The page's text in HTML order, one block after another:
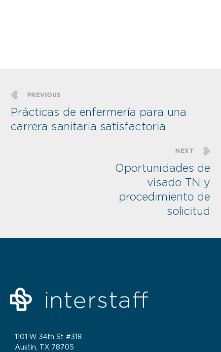
PREVIOUS
Prácticas de enfermería para una
carrera sanitaria satisfactoria
NEXT
Oportunidades de
visado TN y
procedimiento de
solicitud
1101 W 34th St #318
Austin, TX 78705